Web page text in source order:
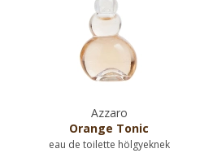
Azzaro
Orange Tonic
eau de toilette hölgyeknek